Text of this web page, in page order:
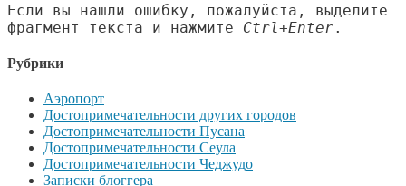
Если вы нашли ошибку, пожалуйста, выделите
фрагмент текста и нажмите Ctrl+Enter.
Рубрики
Аэропорт
Достопримечательности других городов
Достопримечательности Пусана
Достопримечательности Сеула
Достопримечательности Чеджудо
Записки блоггера